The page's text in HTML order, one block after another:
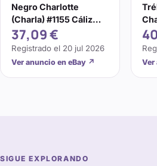
Negro Charlotte
(Charla) #1155 Cáliz
Resplandor
Persecución
37,09 €
Registrado el 20 jul 2026
Ver anuncio en eBay ↗ Ver
SIGUE EXPLORANDO